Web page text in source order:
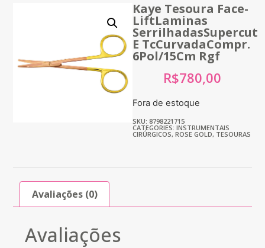
Kaye Tesoura Face-
LiftLaminas
SerrilhadasSupercut
E TcCurvadaCompr.
6Pol/15Cm Rgf
R$780,00
Fora de estoque
SKU: 8798221715
CATEGORIES: INSTRUMENTAIS
CIRÚRGICOS, ROSE GOLD, TESOURAS
Avaliações (0)
Avaliações